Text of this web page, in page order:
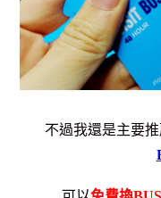
不過我還是主要